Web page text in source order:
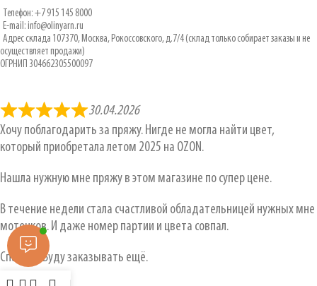
Телефон: +7 915 145 8000
E-mail: info@olinyarn.ru
Адрес склада 107370, Москва, Рокоссовского, д.7/4 (склад только собирает заказы и не
осуществляет продажи)
ОГРНИП 304662305500097
30.04.2026
Хочу поблагодарить за пряжу. Нигде не могла найти цвет,
который приобретала летом 2025 на OZON.
Нашла нужную мне пряжу в этом магазине по супер цене.
В течение недели стала счастливой обладательницей нужных мне
моточков. И даже номер партии и цвета совпал.
Спасибо. Буду заказывать ещё.
Ольга